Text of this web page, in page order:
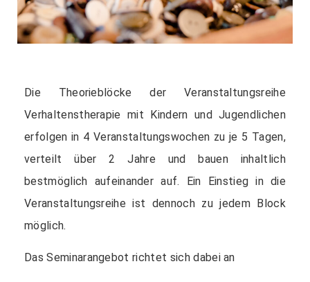
Die Theorieblöcke der Veranstaltungsreihe
Verhaltenstherapie mit Kindern und Jugendlichen
erfolgen in 4 Veranstaltungswochen zu je 5 Tagen,
verteilt über 2 Jahre und bauen inhaltlich
bestmöglich aufeinander auf. Ein Einstieg in die
Veranstaltungsreihe ist dennoch zu jedem Block
möglich.
Das Seminarangebot richtet sich dabei an